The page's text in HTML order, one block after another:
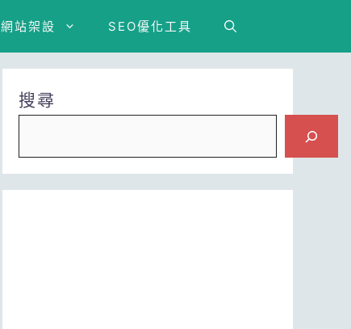
網站架設 SEO優化工具
搜尋